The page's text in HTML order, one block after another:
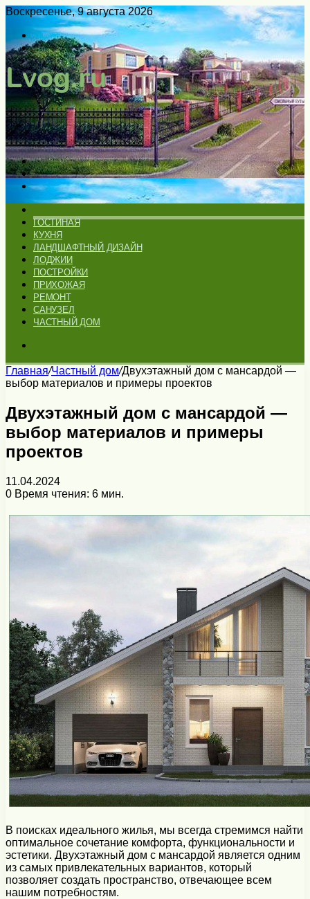
Воскресенье, 9 августа 2026
Войти
Switch
skin
Меню
Искать
Switch
skin
ГОСТИНАЯ
КУХНЯ
ЛАНДШАФТНЫЙ ДИЗАЙН
ЛОДЖИИ
ПОСТРОЙКИ
ПРИХОЖАЯ
РЕМОНТ
САНУЗЕЛ
ЧАСТНЫЙ ДОМ
Главная/Частный дом/Двухэтажный дом с мансардой —
выбор материалов и примеры проектов
Двухэтажный дом с мансардой —
выбор материалов и примеры
проектов
11.04.2024
0 Время чтения: 6 мин.
В поисках идеального жилья, мы всегда стремимся найти
оптимальное сочетание комфорта, функциональности и
эстетики. Двухэтажный дом с мансардой является одним
из самых привлекательных вариантов, который
позволяет создать пространство, отвечающее всем
нашим потребностям.